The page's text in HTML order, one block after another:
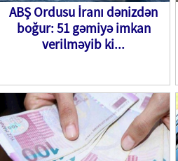
ABŞ Ordusu İranı dənizdən
boğur: 51 gəmiyə imkan
verilməyib ki...